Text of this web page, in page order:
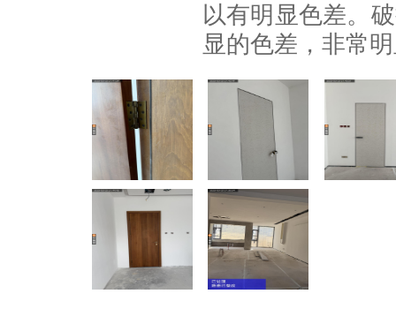
以有明显色差。
显的色差，非常